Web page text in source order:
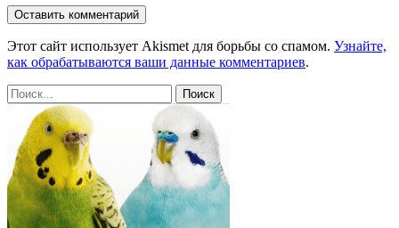
Этот сайт использует Akismet для борьбы со спамом. Узнайте,
как обрабатываются ваши данные комментариев.